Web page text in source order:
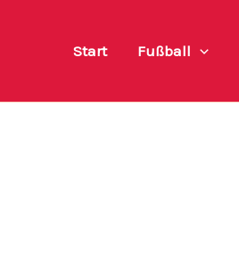
Start Fußball